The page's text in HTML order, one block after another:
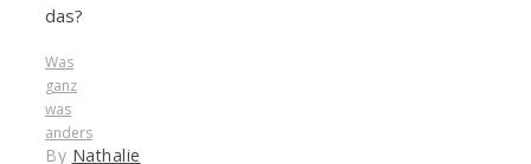
das?
Was
ganz
was
anders
By Nathalie